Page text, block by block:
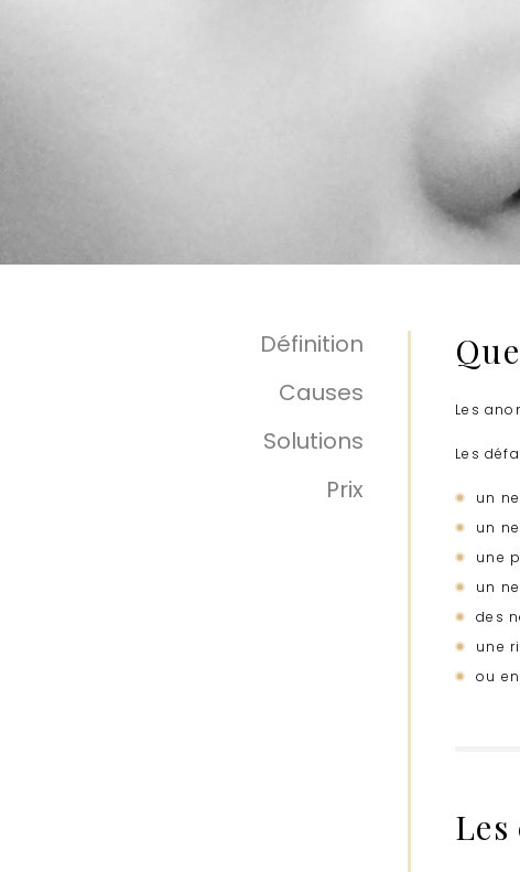
Définition
Causes
Solutions
Prix
Les
Les
un
un
une
un
des
une
ou